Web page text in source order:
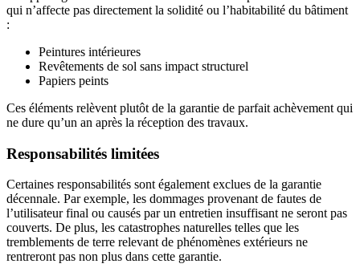
qui n’affecte pas directement la solidité ou l’habitabilité du bâtiment
:
Peintures intérieures
Revêtements de sol sans impact structurel
Papiers peints
Ces éléments relèvent plutôt de la garantie de parfait achèvement qui
ne dure qu’un an après la réception des travaux.
Responsabilités limitées
Certaines responsabilités sont également exclues de la garantie
décennale. Par exemple, les dommages provenant de fautes de
l’utilisateur final ou causés par un entretien insuffisant ne seront pas
couverts. De plus, les catastrophes naturelles telles que les
tremblements de terre relevant de phénomènes extérieurs ne
rentreront pas non plus dans cette garantie.